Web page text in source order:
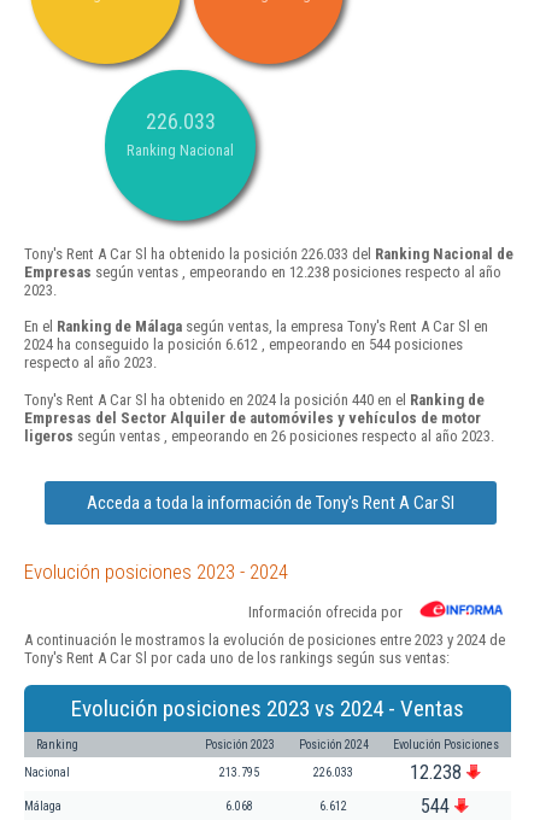
226.033
Ranking Nacional
Tony's Rent A Car Sl ha obtenido la posición 226.033 del Ranking Nacional de
Empresas según ventas , empeorando en 12.238 posiciones respecto al año
2023.
En el Ranking de Málaga según ventas, la empresa Tony's Rent A Car Sl en
2024 ha conseguido la posición 6.612 , empeorando en 544 posiciones
respecto al año 2023.
Tony's Rent A Car Sl ha obtenido en 2024 la posición 440 en el Ranking de
Empresas del Sector Alquiler de automóviles y vehículos de motor
ligeros según ventas , empeorando en 26 posiciones respecto al año 2023.
Acceda a toda la información de Tony's Rent A Car Sl
Evolución posiciones 2023 - 2024
Información ofrecida por
A continuación le mostramos la evolución de posiciones entre 2023 y 2024 de
Tony's Rent A Car Sl por cada uno de los rankings según sus ventas:
Evolución posiciones 2023 vs 2024 - Ventas
Ranking Posición 2023 Posición 2024 Evolución Posiciones
Nacional 213.795 226.033 12.238
Málaga 6.068 6.612 544